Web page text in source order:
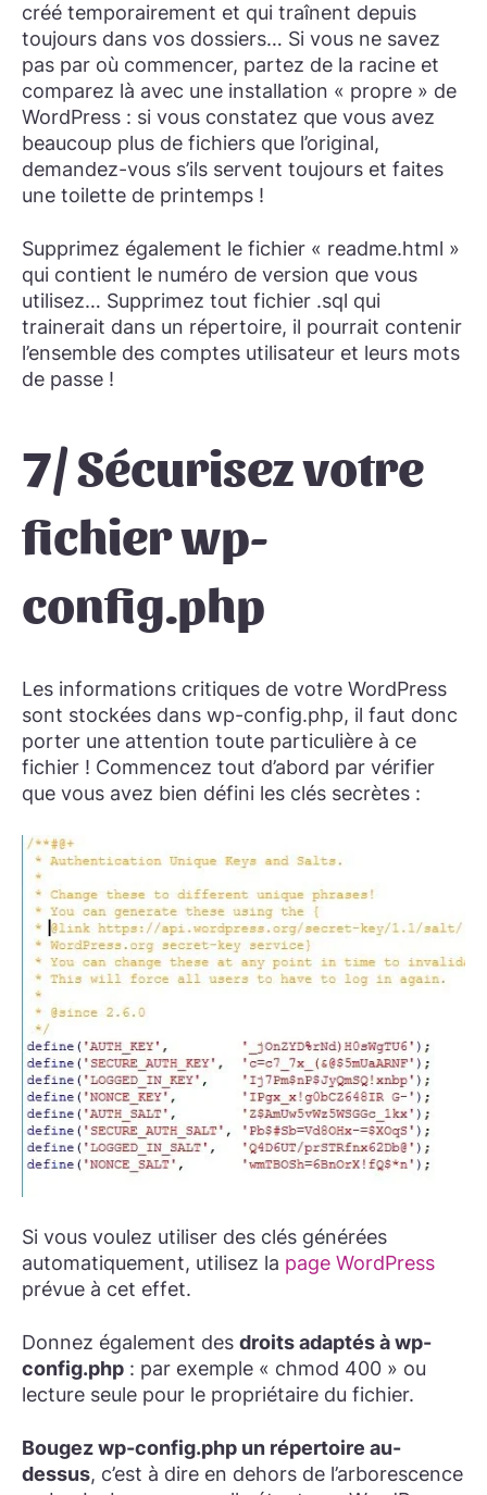
créé temporairement et qui traînent depuis
toujours dans vos dossiers… Si vous ne savez
pas par où commencer, partez de la racine et
comparez là avec une installation « propre » de
WordPress : si vous constatez que vous avez
beaucoup plus de fichiers que l’original,
demandez-vous s’ils servent toujours et faites
une toilette de printemps !
Supprimez également le fichier « readme.html »
qui contient le numéro de version que vous
utilisez… Supprimez tout fichier .sql qui
trainerait dans un répertoire, il pourrait contenir
l’ensemble des comptes utilisateur et leurs mots
de passe !
7/ Sécurisez votre
fichier wp-
config.php
Les informations critiques de votre WordPress
sont stockées dans wp-config.php, il faut donc
porter une attention toute particulière à ce
fichier ! Commencez tout d’abord par vérifier
que vous avez bien défini les clés secrètes :
Si vous voulez utiliser des clés générées
automatiquement, utilisez la page WordPress
prévue à cet effet.
Donnez également des droits adaptés à wp-
config.php : par exemple « chmod 400 » ou
lecture seule pour le propriétaire du fichier.
Bougez wp-config.php un répertoire au-
dessus, c’est à dire en dehors de l’arborescence